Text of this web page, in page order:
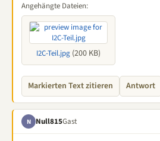
Angehängte Dateien:
I2C-Teil.jpg (200 KB)
Markierten Text zitieren Antwort
N Null815Gast